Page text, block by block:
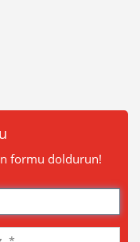
formu doldurun!